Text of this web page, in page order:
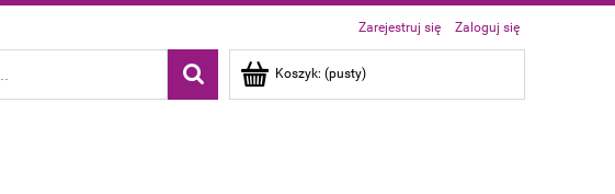
Zarejestruj się Zaloguj się
Koszyk: (pusty)